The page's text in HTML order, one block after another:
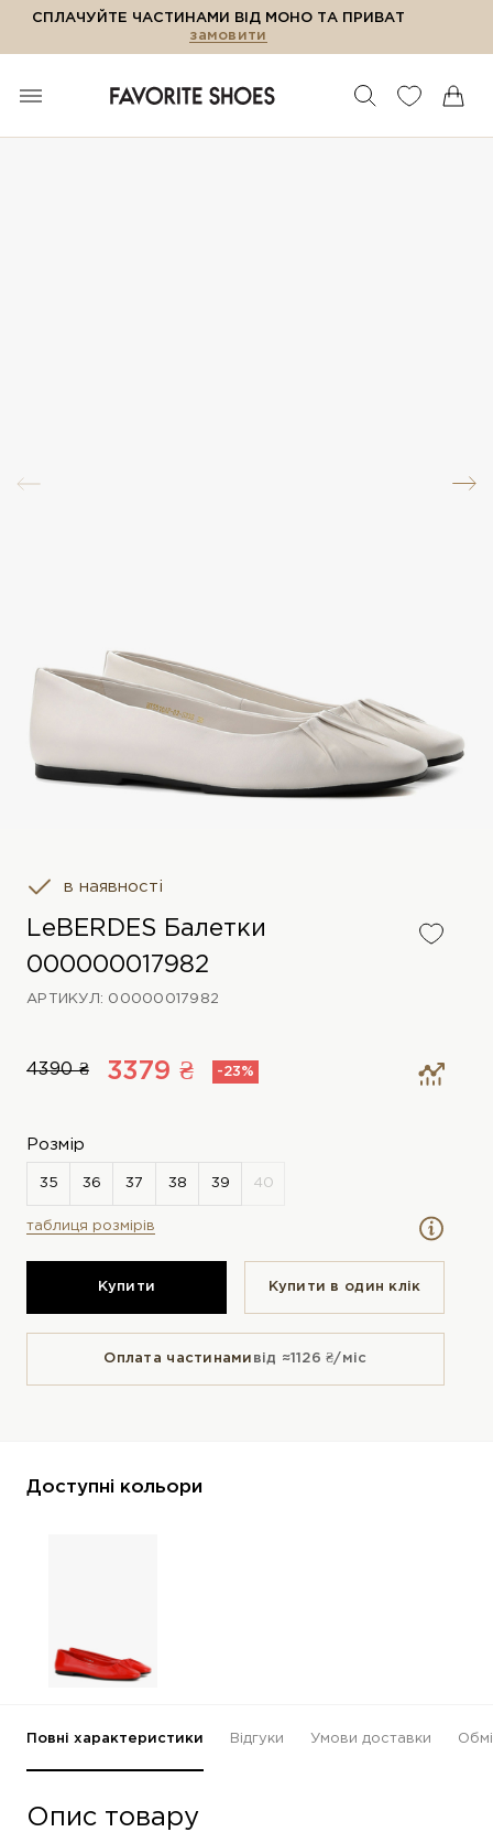
СПЛАЧУЙТЕ ЧАСТИНАМИ ВІД МОНО ТА ПРИВАТ
замовити
в наявності
LeBERDES Балетки
000000017982
АРТИКУЛ: 00000017982
4390 ₴ 3379 ₴ -23%
Розмір
таблиця розмірів
Купити Купити в один клiк
Оплата частинами від ≈1126 ₴/міс
Доступні кольори
Повні характеристики Відгуки Умови доставки
Опис товару